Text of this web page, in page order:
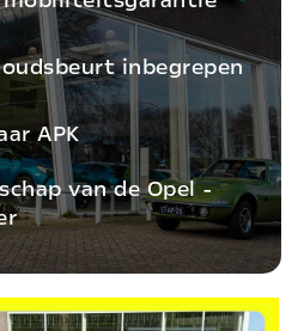
inbegrepen
APK
van de Opel -